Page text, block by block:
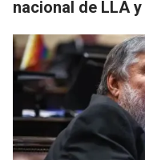
nacional de LLA